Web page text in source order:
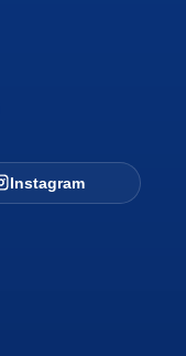
Instagram